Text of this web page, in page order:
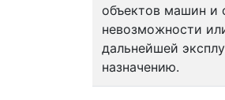
объектов машин и
невозможности
дальнейшей
назначению.